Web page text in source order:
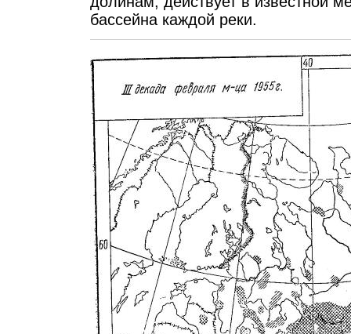
бассейна каждой реки.